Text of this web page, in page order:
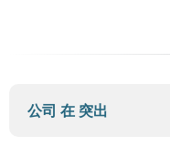
公司 在 突出